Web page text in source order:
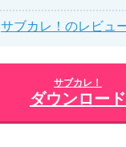
サブカレ！のレビュ
サブカレ！
ダウンロード